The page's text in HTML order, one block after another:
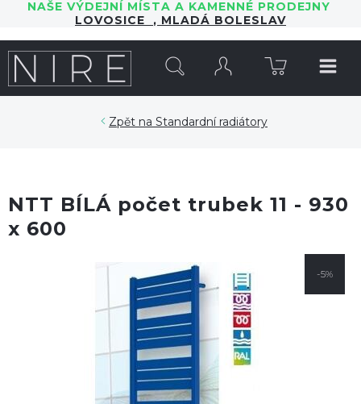
NAŠE VÝDEJNÍ MÍSTA A KAMENNÉ PRODEJNY
LOVOSICE , MLADÁ BOLESLAV
Standardní radiátory
NTT BÍLÁ počet trubek 11 - 930
x 600
-5%